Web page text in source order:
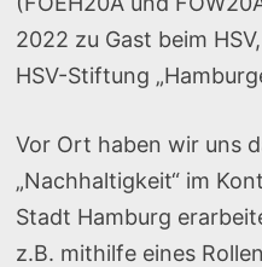
2022 zu Gast beim
HSV-Stiftung
Vor Ort haben wir uns
„Nachhaltigkeit“ im
Stadt Hamburg
z.B. mithilfe eines